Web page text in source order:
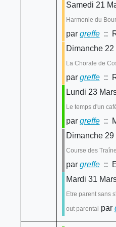
Samedi 21
Harmonie du
par greffe::
Dimanche
La Chorale de
par greffe::
Lundi 23
Le temps d'un
par greffe::
Dimanche
Course des
par greffe::
Mardi 31
Etre parent sans
out parental par